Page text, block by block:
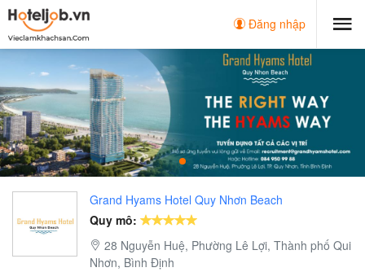
Đăng nhập
Grand Hyams Hotel Quy Nhơn Beach
Quy mô:
28 Nguyễn Huệ, Phường Lê Lợi, Thành phố Qui
Nhơn, Bình Định